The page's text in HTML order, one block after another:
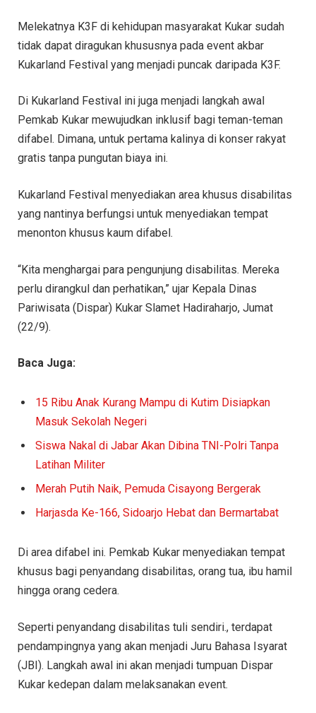
Melekatnya K3F di kehidupan masyarakat Kukar sudah
tidak dapat diragukan khususnya pada event akbar
Kukarland Festival yang menjadi puncak daripada K3F.
Di Kukarland Festival ini juga menjadi langkah awal
Pemkab Kukar mewujudkan inklusif bagi teman-teman
difabel. Dimana, untuk pertama kalinya di konser rakyat
gratis tanpa pungutan biaya ini.
Kukarland Festival menyediakan area khusus disabilitas
yang nantinya berfungsi untuk menyediakan tempat
menonton khusus kaum difabel.
“Kita menghargai para pengunjung disabilitas. Mereka
perlu dirangkul dan perhatikan,” ujar Kepala Dinas
Pariwisata (Dispar) Kukar Slamet Hadiraharjo, Jumat
(22/9).
Baca Juga:
15 Ribu Anak Kurang Mampu di Kutim Disiapkan
Masuk Sekolah Negeri
Siswa Nakal di Jabar Akan Dibina TNI-Polri Tanpa
Latihan Militer
Merah Putih Naik, Pemuda Cisayong Bergerak
Harjasda Ke-166, Sidoarjo Hebat dan Bermartabat
Di area difabel ini. Pemkab Kukar menyediakan tempat
khusus bagi penyandang disabilitas, orang tua, ibu hamil
hingga orang cedera.
Seperti penyandang disabilitas tuli sendiri., terdapat
pendampingnya yang akan menjadi Juru Bahasa Isyarat
(JBI). Langkah awal ini akan menjadi tumpuan Dispar
Kukar kedepan dalam melaksanakan event.